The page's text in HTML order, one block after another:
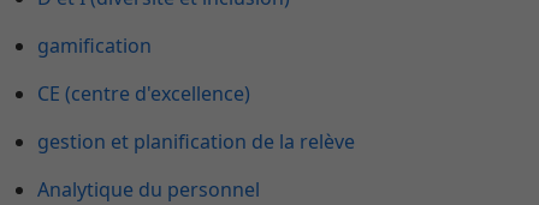
gamification
CE (centre d'excellence)
gestion et planification de la relève
Analytique du personnel